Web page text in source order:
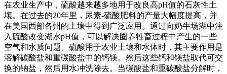
在农业生产中，硫酸越来越多地用于改良高pH值的石灰性土
壤。在过去的20年里，尿素-硫酸肥料的产量大幅度提高，并
在美国西部各州的土壤中得到广泛应用。通过向奶牛场湖中注
入硫酸改变湖水pH值，可以解决圈养牲畜过程中产生的一些
空气和水质问题。硫酸用于农业土壤和水体时，其主要作用是
溶解碳酸盐和重碳酸盐中的钙镁。然后这些钙和镁盐取代可交
换的钠盐，然后用水冲洗除去。当碳酸盐和重碳酸盐分解时，